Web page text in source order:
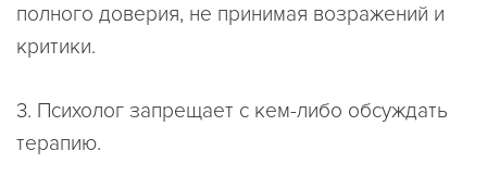
полного доверия, не принимая возражений и
критики.
3. Психолог запрещает с кем-либо обсуждать
терапию.